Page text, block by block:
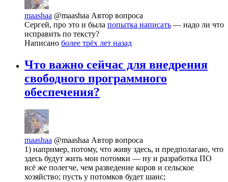
maashaa @maashaa Автор вопроса
Сергей, про это и была попытка написать — надо ли что
исправить по тексту?
Написано более трёх лет назад
Что важно сейчас для внедрения
свободного программного
обеспечения?
maashaa @maashaa Автор вопроса
1) например, потому, что живу здесь, и предполагаю, что
здесь будут жить мои потомки — ну и разработка ПО
всё же полегче, чем разведение коров и сельское
хозяйство; пусть у потомков будет шанс;